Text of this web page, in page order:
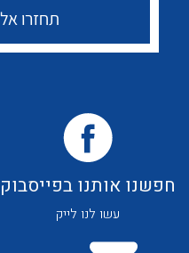
לכל מוצרי היצרן
לכל מוצרי היצרן
חפשנו אותנו בפייסבוק
עשו לנו לייק